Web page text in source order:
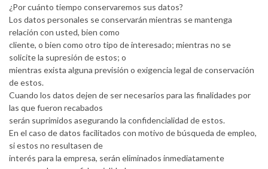
¿Por cuánto tiempo conservaremos sus datos?
Los datos personales se conservarán mientras se mantenga
relación con usted, bien como
cliente, o bien como otro tipo de interesado; mientras no se
solicite la supresión de estos; o
mientras exista alguna previsión o exigencia legal de conservación
de estos.
Cuando los datos dejen de ser necesarios para las finalidades por
las que fueron recabados
serán suprimidos asegurando la confidencialidad de estos.
En el caso de datos facilitados con motivo de búsqueda de empleo,
si estos no resultasen de
interés para la empresa, serán eliminados inmediatamente